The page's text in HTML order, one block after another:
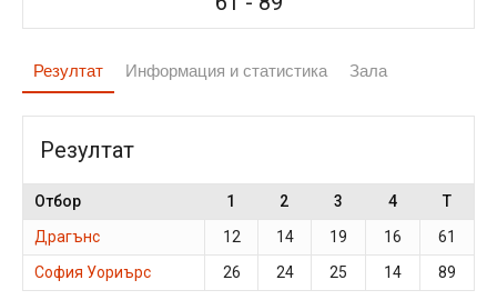
Резултат Информация и статистика Зала
Резултат
Отбор 1 2 3 4
T
Драгънс
12 14 19 16
61
София Уориърс
26 24 25 14 89